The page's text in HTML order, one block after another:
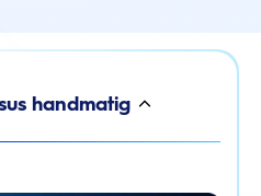
handmatig